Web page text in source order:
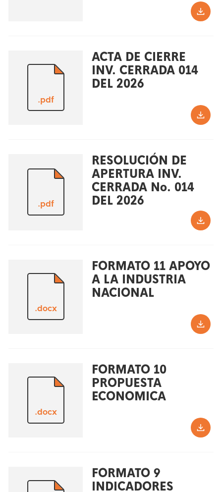
.pdf
ACTA DE CIERRE
INV. CERRADA 014
DEL 2026
.pdf
RESOLUCIÓN DE
APERTURA INV.
CERRADA No. 014
DEL 2026
.docx
FORMATO 11 APOYO
A LA INDUSTRIA
NACIONAL
.docx
FORMATO 10
PROPUESTA
ECONOMICA
FORMATO 9
INDICADORES